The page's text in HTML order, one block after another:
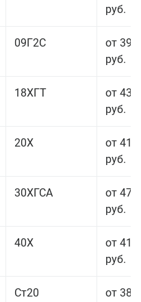
руб.
09Г2С
от 39
руб.
18ХГТ
от 43
руб.
20Х
от 41
руб.
30ХГСА
от 47
руб.
40Х
от 41
руб.
Ст20
от 38